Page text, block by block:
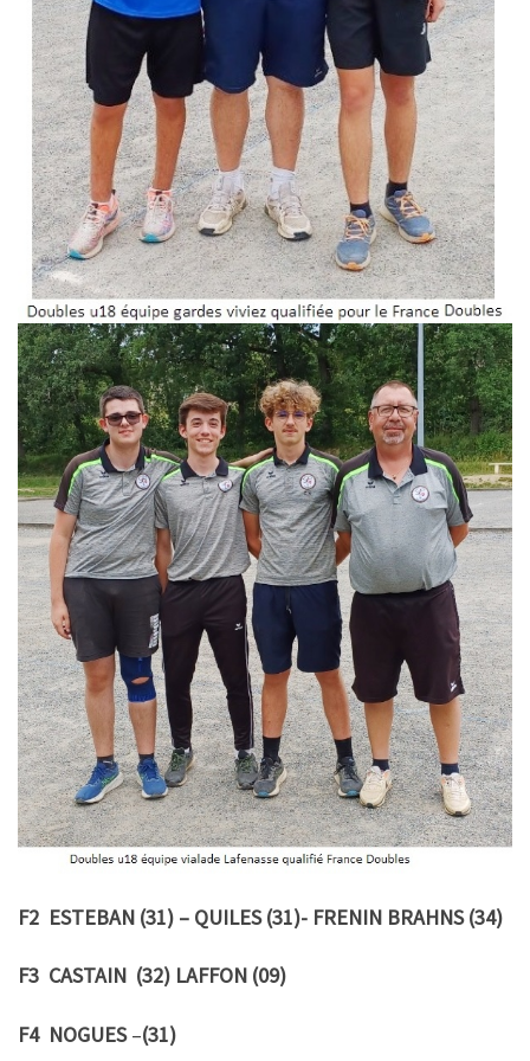
F2 ESTEBAN (31) – QUILES (31)- FRENIN BRAHNS (34)
F3 CASTAIN (32) LAFFON (09)
F4 NOGUES–(31)